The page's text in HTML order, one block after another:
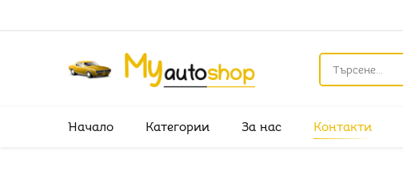
Начало Категории За нас Контакти